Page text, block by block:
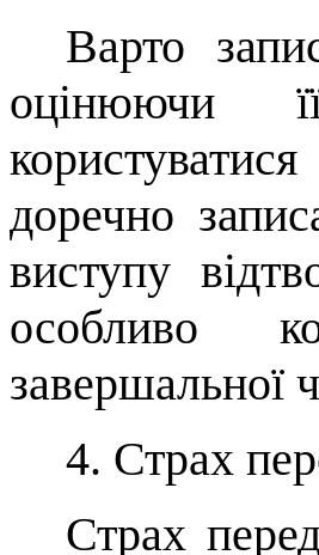
Варто
оцінюючи
доречно
виступу
особливо
завершальної
4. Страх
Страх